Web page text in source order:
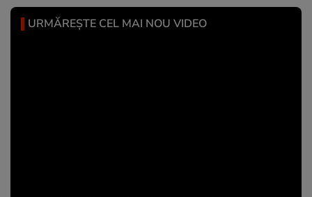
URMĂREȘTE CEL MAI NOU VIDEO